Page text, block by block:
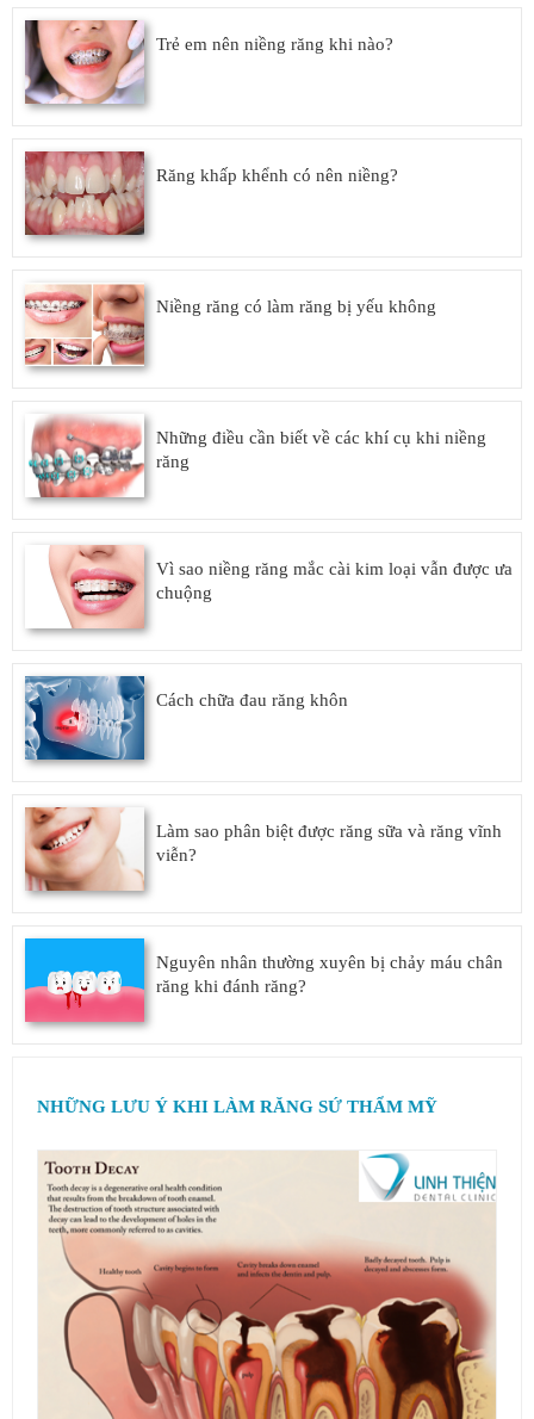
Trẻ em nên niềng răng khi nào?
Răng khấp khểnh có nên niềng?
Niềng răng có làm răng bị yếu không
Những điều cần biết về các khí cụ khi niềng
răng
Vì sao niềng răng mắc cài kim loại vẫn được ưa
chuộng
Cách chữa đau răng khôn
Làm sao phân biệt được răng sữa và răng vĩnh
viễn?
Nguyên nhân thường xuyên bị chảy máu chân
răng khi đánh răng?
NHỮNG LƯU Ý KHI LÀM RĂNG SỨ THẨM MỸ